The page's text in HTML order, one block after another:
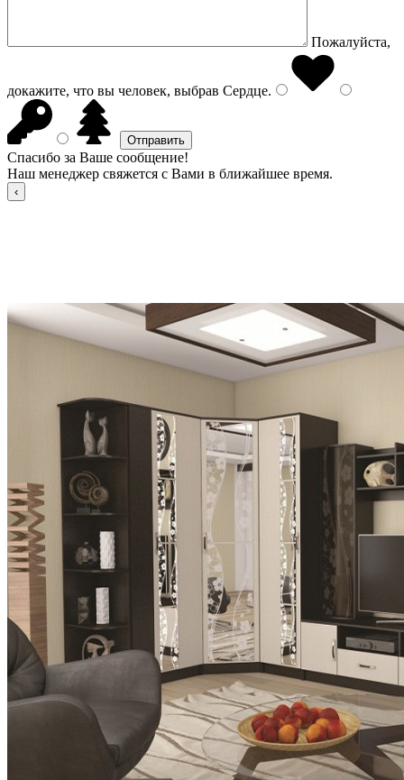
Пожалуйста,
докажите, что вы человек, выбрав Сердце.
Спасибо за Ваше сообщение!
Наш менеджер свяжется с Вами в ближайшее время.